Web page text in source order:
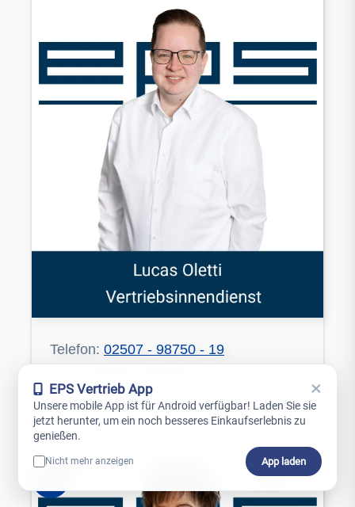
Telefon: 02507 - 98750 - 19
EPS Vertrieb App ×
Unsere mobile App ist für Android verfügbar! Laden Sie sie
jetzt herunter, um ein noch besseres Einkaufserlebnis zu
genießen.
Nicht mehr anzeigen App laden